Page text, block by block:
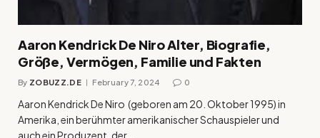
Aaron Kendrick De Niro Alter, Biografie,
Größe, Vermögen, Familie und Fakten
By ZOBUZZ.DE February 7, 2024 0
Aaron Kendrick De Niro (geboren am 20. Oktober 1995) in
Amerika, ein berühmter amerikanischer Schauspieler und
auch ein Produzent, der…